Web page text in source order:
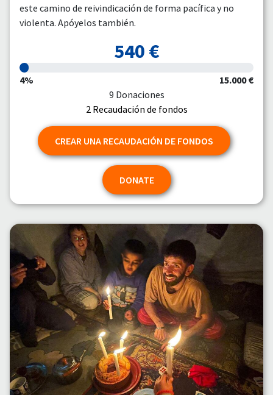
este camino de reivindicación de forma pacífica y no
violenta. Apóyelos también.
540 €
4%
15.000 €
9 Donaciones
2 Recaudación de fondos
CREAR UNA RECAUDACIÓN DE FONDOS
DONATE